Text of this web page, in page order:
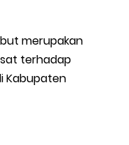
Datangi PLTG
Selatpanjang,
merupakan
terhadap
Kabupaten